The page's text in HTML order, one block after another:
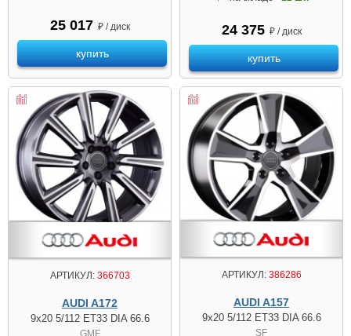
25 017 ₽ / диск
купить
24 375 ₽ / диск
купить
АРТИКУЛ:366703
AUDI A172
9x20 5/112 ET33 DIA 66.6
АРТИКУЛ:386286
AUDI A157
9x20 5/112 ET33 DIA 66.6
SF